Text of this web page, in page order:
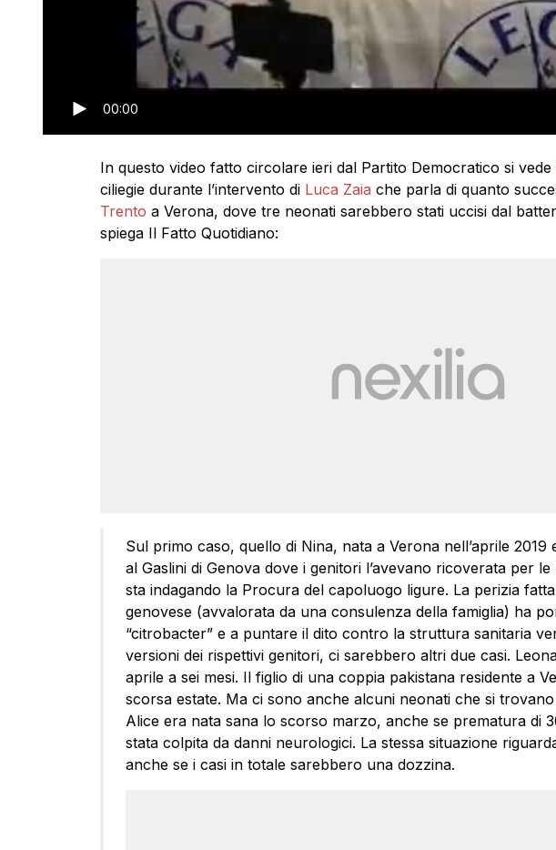
00:00
In questo video fatto circolare ieri dal Partito Democratico si vede
ciliegie durante l’intervento di Luca Zaia che parla di quanto
Trento a Verona, dove tre neonati sarebbero stati uccisi dal
spiega Il Fatto Quotidiano:
Sul primo caso, quello di Nina, nata a Verona nell’aprile 2019
al Gaslini di Genova dove i genitori l’avevano ricoverata per
sta indagando la Procura del capoluogo ligure. La perizia
genovese (avvalorata da una consulenza della famiglia) ha
“citrobacter” e a puntare il dito contro la struttura sanitaria
versioni dei rispettivi genitori, ci sarebbero altri due casi.
aprile a sei mesi. Il figlio di una coppia pakistana residente a
scorsa estate. Ma ci sono anche alcuni neonati che si
Alice era nata sana lo scorso marzo, anche se prematura di
stata colpita da danni neurologici. La stessa situazione
anche se i casi in totale sarebbero una dozzina.